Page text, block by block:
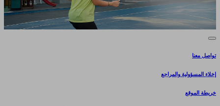
تواصل معنا
إخلاء المسؤولية والمراجع
خريطة الموقع